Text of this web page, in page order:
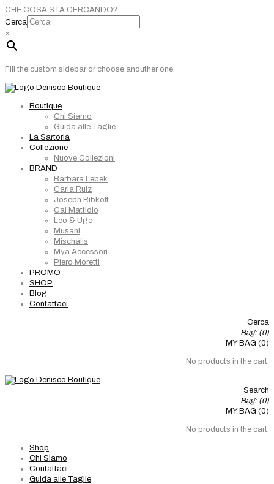
CHE COSA STA CERCANDO?
Cerca
×
Fill the custom sidebar or choose anouther one.
Boutique
Chi Siamo
Guida alle Taglie
La Sartoria
Collezione
Nuove Collezioni
BRAND
Barbara Lebek
Carla Ruiz
Joseph Ribkoff
Gai Mattiolo
Leo & Ugo
Musani
Mischalis
Mya Accessori
Piero Moretti
PROMO
SHOP
Blog
Contattaci
Cerca
Bag: (0)
MY BAG (0)
No products in the cart.
Search
Bag: (0)
MY BAG (0)
No products in the cart.
Shop
Chi Siamo
Contattaci
Guida alle Taglie